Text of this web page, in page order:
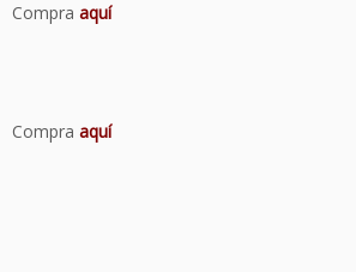
Compra aquí
Compra aquí